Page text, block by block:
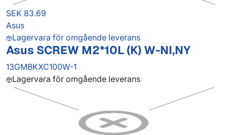
SEK 83.69
Asus
Lagervara för omgående leverans
Asus SCREW M2*10L (K) W-NI,NY
13GMBKXC100W-1
Lagervara för omgående leverans